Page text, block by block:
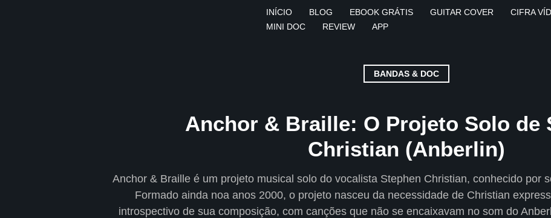
INÍCIO BLOG EBOOK GRÁTIS GUITAR COVER CIFRA
MINI DOC
REVIEW APP
BANDAS & DOC
Anchor & Braille: O Projeto Solo de
Christian (Anberlin)
Anchor & Braille é um projeto musical solo do vocalista Stephen Christian, conhecido por
Formado ainda noa anos 2000, o projeto nasceu da necessidade de Christian
introspectivo de sua composição, com canções que não se encaixavam no som do